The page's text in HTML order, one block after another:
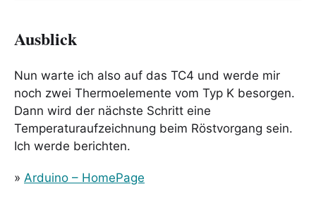
Ausblick
Nun warte ich also auf das TC4 und werde mir
noch zwei Thermoelemente vom Typ K besorgen.
Dann wird der nächste Schritt eine
Temperaturaufzeichnung beim Röstvorgang sein.
Ich werde berichten.
» Arduino – HomePage